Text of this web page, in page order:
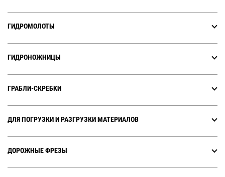
ГИДРОМОЛОТЫ
ГИДРОНОЖНИЦЫ
ГРАБЛИ-СКРЕБКИ
ДЛЯ ПОГРУЗКИ И РАЗГРУЗКИ МАТЕРИАЛОВ
ДОРОЖНЫЕ ФРЕЗЫ